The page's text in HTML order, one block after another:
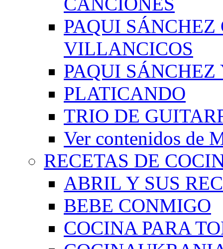
PAQUI
VILLANCICOS
PAQUI
PLATICANDO
TRIO DE
Ver contenidos de
RECETAS DE
ABRIL Y SUS
BEBE CONMIGO
COCINA PARA